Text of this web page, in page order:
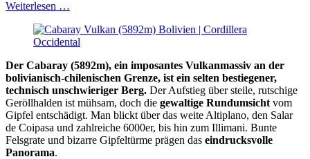
Weiterlesen …
Der Cabaray (5892m), ein imposantes Vulkanmassiv an der
bolivianisch-chilenischen Grenze, ist ein selten bestiegener,
technisch unschwieriger Berg. Der Aufstieg über steile, rutschige
Geröllhalden ist mühsam, doch die gewaltige Rundumsicht vom
Gipfel entschädigt. Man blickt über das weite Altiplano, den Salar
de Coipasa und zahlreiche 6000er, bis hin zum Illimani. Bunte
Felsgrate und bizarre Gipfeltürme prägen das eindrucksvolle
Panorama.